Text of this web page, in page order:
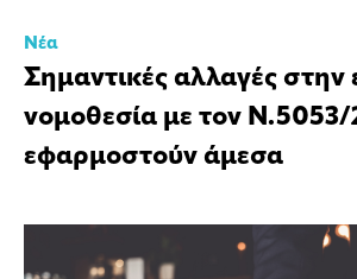
Νέα
Σημαντικές αλλαγές στην
νομοθεσία με τον
εφαρμοστούν άμεσα